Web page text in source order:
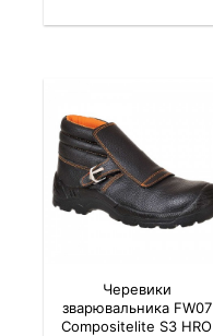
Черевики
зварювальника FW07
Compositelite S3 HRO